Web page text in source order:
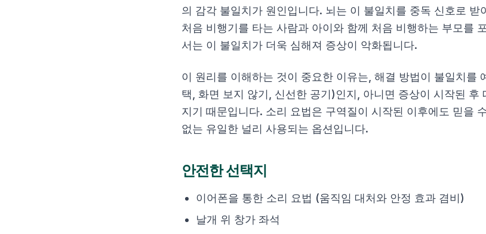
의 감각 불일치가 원인입니다. 뇌는 이 불일치를 중독 신호로 받
처음 비행기를 타는 사람과 아이와 함께 처음 비행하는 부모를
서는 이 불일치가 더욱 심해져 증상이 악화됩니다.
이 원리를 이해하는 것이 중요한 이유는, 해결 방법이 불일치를
택, 화면 보지 않기, 신선한 공기)인지, 아니면 증상이 시작된 후
지기 때문입니다. 소리 요법은 구역질이 시작된 이후에도 믿을
없는 유일한 널리 사용되는 옵션입니다.
안전한 선택지
이어폰을 통한 소리 요법 (움직임 대처와 안정 효과 겸비)
날개 위 창가 좌석